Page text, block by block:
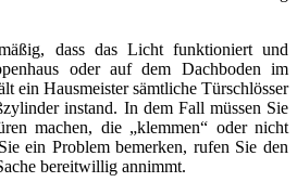
dass das Licht funktioniert und
oder auf dem Dachboden im
ein Hausmeister sämtliche Türschlösser
instand. In dem Fall müssen Sie
machen, die „klemmen“ oder nicht
ein Problem bemerken, rufen Sie den
bereitwillig annimmt.